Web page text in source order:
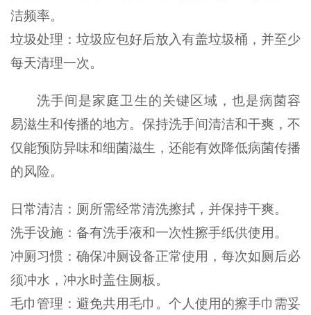
洁频率。
垃圾处理：垃圾应包好后放入有盖垃圾桶，并至少
每天清理一次。
洗手间是家庭卫生的关键区域，也是病菌容
易滋生和传播的地方。保持洗手间清洁和干爽，不
仅能预防异味和细菌滋生，还能有效降低病菌传播
的风险。
日常清洁：厕所需经常清洗擦拭，并保持干爽。
洗手设施：备有洗手液和一次性擦手纸供使用。
冲厕习惯：确保冲厕设备正常使用，每次如厕后必
须冲水，冲水时盖住厕板。
毛巾管理：避免共用毛巾。个人使用的擦手巾需妥